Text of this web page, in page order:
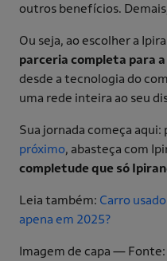
outros benefícios.
Ou seja, ao escolher a
parceria completa para
desde a tecnologia do
uma rede inteira ao seu
Sua jornada começa aqui:
próximo, abasteça com
completude que só
Leia também: Carro
apena em 2025?
Imagem de capa —